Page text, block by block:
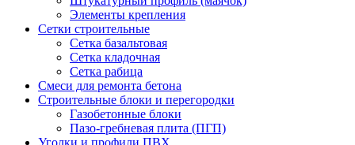
Элементы крепления
Сетки строительные
Сетка базальтовая
Сетка кладочная
Сетка рабица
Смеси для ремонта бетона
Строительные блоки и перегородки
Газобетонные блоки
Пазо-гребневая плита (ПГП)
Уголки и профили ПВХ